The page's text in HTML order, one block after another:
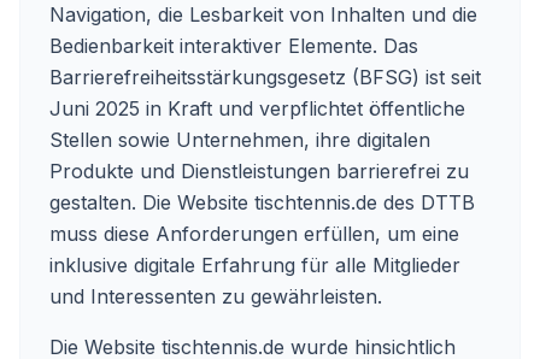
Navigation, die Lesbarkeit von Inhalten und die
Bedienbarkeit interaktiver Elemente. Das
Barrierefreiheitsstärkungsgesetz (BFSG) ist seit
Juni 2025 in Kraft und verpflichtet öffentliche
Stellen sowie Unternehmen, ihre digitalen
Produkte und Dienstleistungen barrierefrei zu
gestalten. Die Website tischtennis.de des DTTB
muss diese Anforderungen erfüllen, um eine
inklusive digitale Erfahrung für alle Mitglieder
und Interessenten zu gewährleisten.
Die Website tischtennis.de wurde hinsichtlich